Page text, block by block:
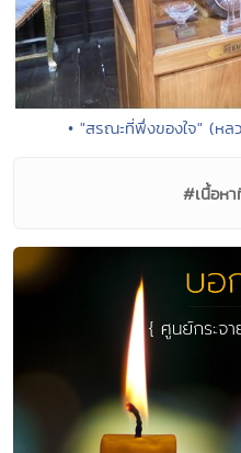
• "สรณะที่พึ่งของใจ" (ห
#เนื้อห